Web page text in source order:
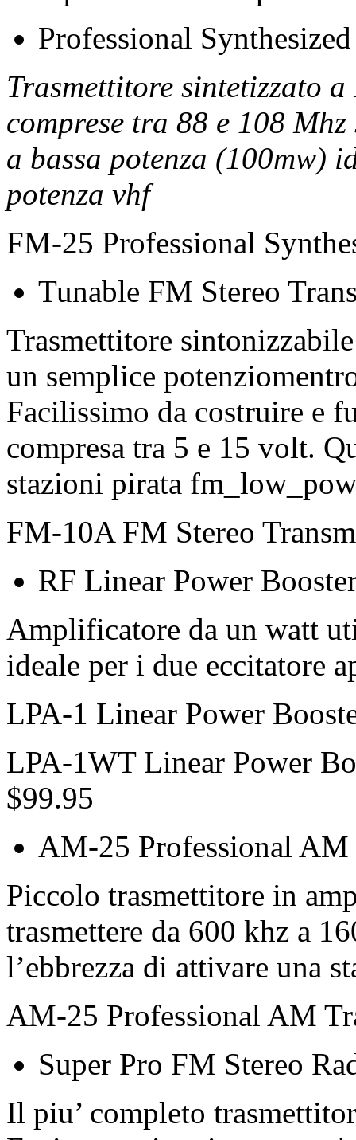
Professional
Trasmettitore sintetizzato
comprese tra 88 e 108
a bassa potenza (100mw)
potenza vhf
FM-25 Professional
Tunable FM Stereo
Trasmettitore
un semplice
Facilissimo da costruire e
compresa tra 5 e 15 volt.
stazioni pirata
FM-10A FM Stereo
RF Linear Power
Amplificatore da un watt
ideale per i due eccitatore
LPA-1 Linear Power
LPA-1WT Linear Power
$99.95
AM-25 Professional
Piccolo trasmettitore in
trasmettere da 600 khz a
l’ebbrezza di attivare una
AM-25 Professional AM
Super Pro FM Stereo
Il piu’ completo